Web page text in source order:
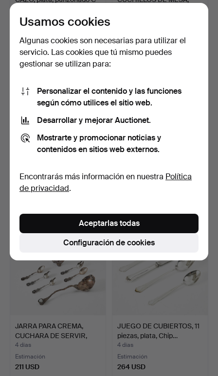
2 días
317 USD 422 USD
AZUCARERO, 3 piezas, p…
3 días
Estimación
siglo XX, modelo…
4 días
JARRA PARA CREMA,
CUCHARA DE SERVIR,
CUCHA…
4 días
Estimación
211 USD
JUEGO DE CUBIERTOS, 11
piezas, plata, Chip…
4 días
Estimación
264 USD
Usamos cookies
Algunas cookies son necesarias para utilizar el
servicio. Las cookies que tú mismo puedes
gestionar se utilizan para:
Personalizar el contenido y las funciones
según cómo utilices el sitio web.
Desarrollar y mejorar Auctionet.
Mostrarte y promocionar noticias y
contenidos en sitios web externos.
Encontrarás más información en nuestra Política
de privacidad.
Configuración de cookies
Aceptarlas todas